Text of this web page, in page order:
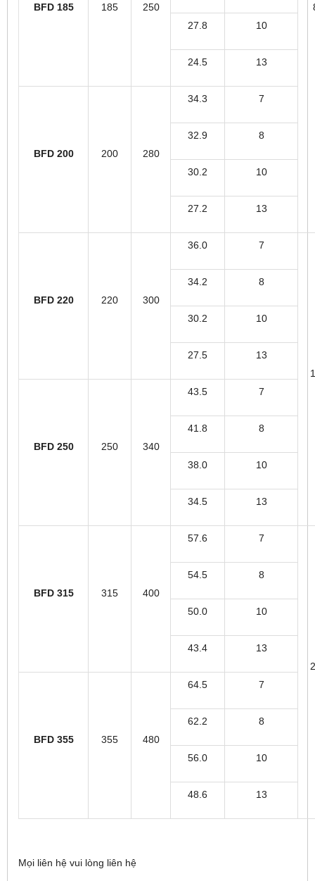
BFD 185 185
250
27.8
10
24.5 13
BFD 200 200 280
34.3 7
32.9 8
30.2 10
27.2 13
BFD 220 220 300
36.0 7
34.2 8
30.2 10
27.5 13
BFD 250 250 340
43.5 7
41.8 8
38.0 10
34.5 13
BFD 315 315 400
57.6 7
54.5 8
50.0 10
43.4 13
BFD 355 355 480
64.5 7
62.2 8
56.0 10
48.6 13
Mọi liên hệ vui lòng liên hệ